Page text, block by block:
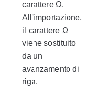
carattere Ω.
All'importazione,
il carattere Ω
viene sostituito
da un
avanzamento di
riga.